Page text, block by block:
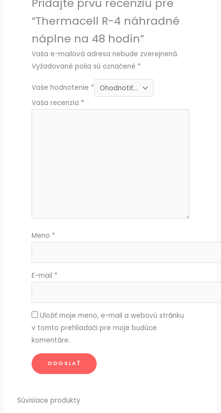
Pridajte prvú recenziu pre
“Thermacell R-4 náhradné
náplne na 48 hodín”
Vaša e-mailová adresa nebude zverejnená.
Vyžadované polia sú označené *
Vaše hodnotenie *
Vaša recenzia *
Meno *
E-mail *
Uložiť moje meno, e-mail a webovú stránku
v tomto prehliadači pre moje budúce
komentáre.
Súvisiace produkty